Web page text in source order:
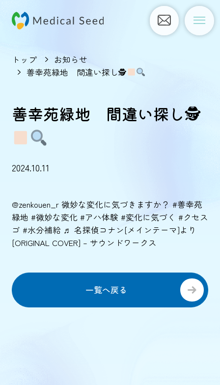
トップ
お知らせ
善幸苑緑地 間違い探し🕵
善幸苑緑地 間違い探し🕵
2024.10.11
@zenkouen_r微妙な変化に気づきますか？ #善幸苑
緑地 #微妙な変化 #アハ体験 #変化に気づく #クセス
ゴ #水分補給 ♬ 名探偵コナン[メインテーマ]より
[ORIGINAL COVER] – サウンドワークス
一覧へ戻る